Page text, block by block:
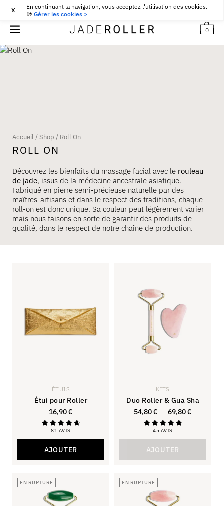
En continuant la navigation, vous acceptez l'utilisation des cookies.
🍪 Gérer les cookies >
X 30€
RETOURS GRATUITS PENDANT 30 JOURS
0
Accueil /Shop / Roll On
ROLL ON
Découvrez les bienfaits du massage facial avec le rouleau
de jade, issus de la médecine ancestrale asiatique.
Fabriqué en pierre semi-précieuse naturelle par des
maîtres-artisans et dans le respect des traditions, chaque
roll-on est donc unique. Sa couleur peut légèrement varier
mais nous faisons en sorte de garantir des produits de
qualité, dans le respect de notre chaîne de production.
ÉTUIS
Étui pour Roller
16,90€
81 AVIS
Note
AJOUTER
KITS
Duo Roller & Gua Sha
54,80€ – 69,80€
45 AVIS
Note
AJOUTER
EN RUPTURE EN RUPTURE